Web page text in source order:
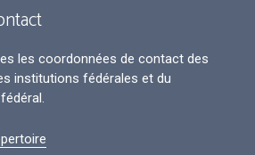
les coordonnées de contact des
institutions fédérales et du